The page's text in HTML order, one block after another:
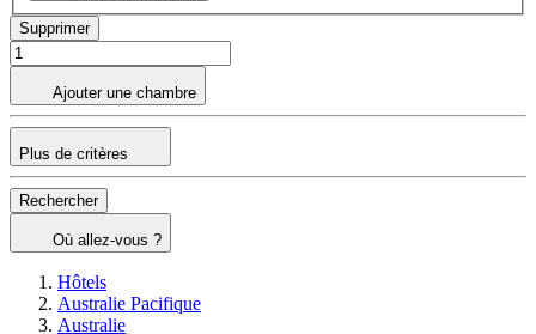
Supprimer
Ajouter une chambre
Plus de critères
Rechercher
Où allez-vous ?
Hôtels
Australie Pacifique
Australie